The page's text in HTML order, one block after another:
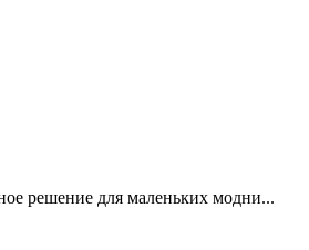
решение для маленьких модни...